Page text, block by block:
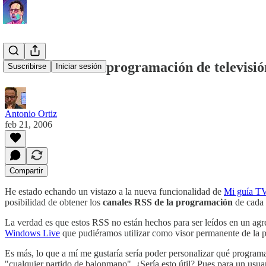
Suscribirse Iniciar sesión
Canal RSS de la programación de
Antonio Ortiz
feb 21, 2006
Compartir
He estado echando un vistazo a la nueva funcionalidad de Mi guía
posibilidad de obtener los canales RSS de la programación de
La verdad es que estos RSS no están hechos para ser leídos en un
Windows Live que pudiéramos utilizar como visor permanente de la
Es más, lo que a mí me gustaría sería poder personalizar qué
"cualquier partido de balonmano". ¿Sería esto útil? Pues para un